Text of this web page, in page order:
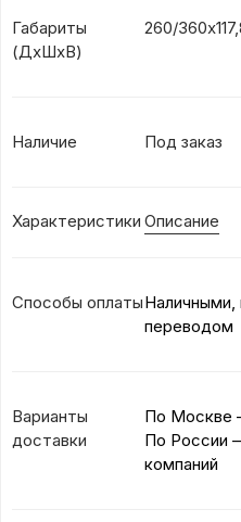
Габариты
(ДхШхВ)
260/
Наличие Под заказ
Характеристики Описание
Способы оплатыНаличными,
переводом
Варианты
доставки
По Москве
По России
компаний